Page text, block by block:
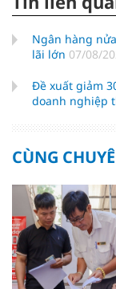
Ngân hàng
lãi lớn 07/08/
Đề xuất giảm
doanh nghiệp
CÙNG